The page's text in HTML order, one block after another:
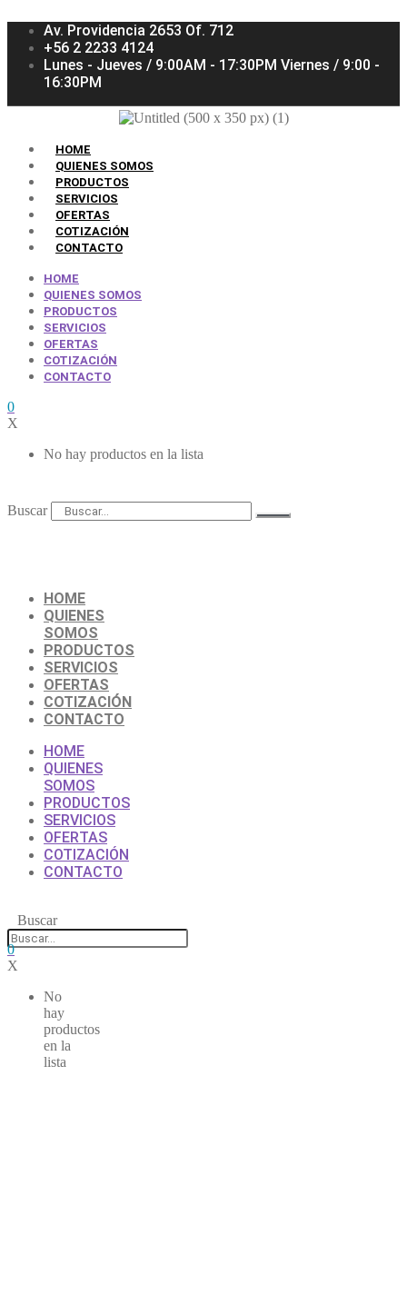
Av. Providencia 2653 Of. 712
+56 2 2233 4124
Lunes - Jueves / 9:00AM - 17:30PM Viernes / 9:00 -
16:30PM
HOME
QUIENES SOMOS
PRODUCTOS
SERVICIOS
OFERTAS
COTIZACIÓN
CONTACTO
HOME
QUIENES SOMOS
PRODUCTOS
SERVICIOS
OFERTAS
COTIZACIÓN
CONTACTO
0
X
No hay productos en la lista
Buscar
HOME
QUIENES
SOMOS
PRODUCTOS
SERVICIOS
OFERTAS
COTIZACIÓN
CONTACTO
HOME
QUIENES
SOMOS
PRODUCTOS
SERVICIOS
OFERTAS
COTIZACIÓN
CONTACTO
Buscar
0
X
No
hay
productos
en la
lista